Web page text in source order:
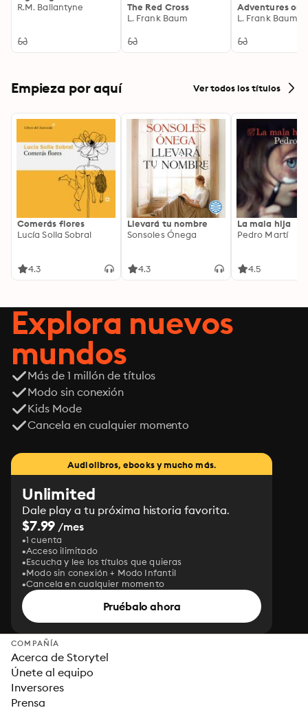
R.M. Ballantyne
The Red Cross
L. Frank Baum
Adventures on
and Sea
L. Frank Baum
Empieza por aquí Ver todos los títulos
Comerás flores
Lucía Solla Sobral
4.3
Llevará tu nombre
Sonsoles Ónega
4.3
La mala hija
Pedro Martí
4.5
Explora nuevos
mundos
Más de 1 millón de títulos
Modo sin conexión
Kids Mode
Cancela en cualquier momento
Audiolibros, ebooks y mucho más.
Unlimited
Dale play a tu próxima historia favorita.
$7.99 /mes
1 cuenta
Acceso ilimitado
Escucha y lee los títulos que quieras
Modo sin conexión + Modo Infantil
Cancela en cualquier momento
Pruébalo ahora
COMPAÑÍA
Acerca de Storytel
Únete al equipo
Inversores
Prensa